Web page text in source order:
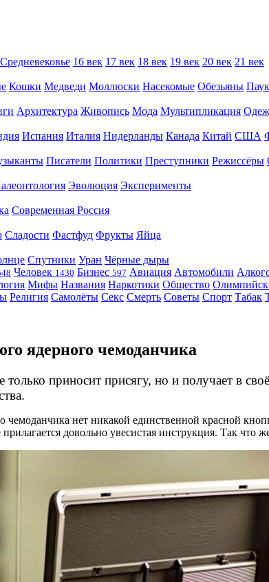
Средневековье 16 век 17 век 18 век 19 век 20 век 21 век
Кошки Медведи Моллюски Насекомые Обезьяны
Архитектура Живопись Мода Мультипликация
Испания Италия Нидерланды Канада Китай США
Писатели Политики Преступники Режиссёры
Эволюция Эксперименты
Современная Россия
Сладости Фастфуд Фрукты Яйца
Спутники Уран Чёрные дыры
Человек 1430 Бизнес 597 Авиация Автомобили
Мифы Названия Наркотики Общество
Религия Самолёты Секс Смерть Советы Спорт Табак
ядерного чемоданчика
приносит присягу, но и получает в
нет никакой единственной красной
довольно увесистая инструкция. Так что